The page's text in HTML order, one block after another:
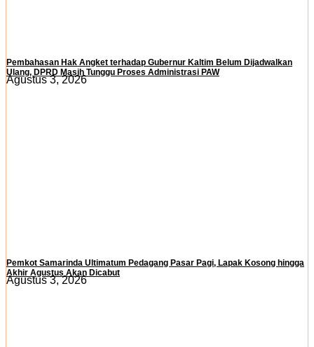
Pembahasan Hak Angket terhadap Gubernur Kaltim Belum Dijadwalkan
Ulang, DPRD Masih Tunggu Proses Administrasi PAW
Agustus 3, 2026
Pemkot Samarinda Ultimatum Pedagang Pasar Pagi, Lapak Kosong hingga
Akhir Agustus Akan Dicabut
Agustus 3, 2026